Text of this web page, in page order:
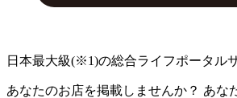
日本最大級(※1)の総合ライフポータル
あなたのお店を掲載しませんか？ あな